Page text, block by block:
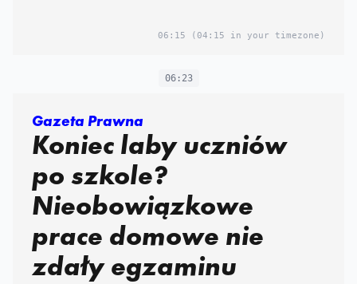
06:15 (04:15 in your timezone)
06:23
Gazeta Prawna
Koniec laby uczniów
po szkole?
Nieobowiązkowe
prace domowe nie
zdały egzaminu